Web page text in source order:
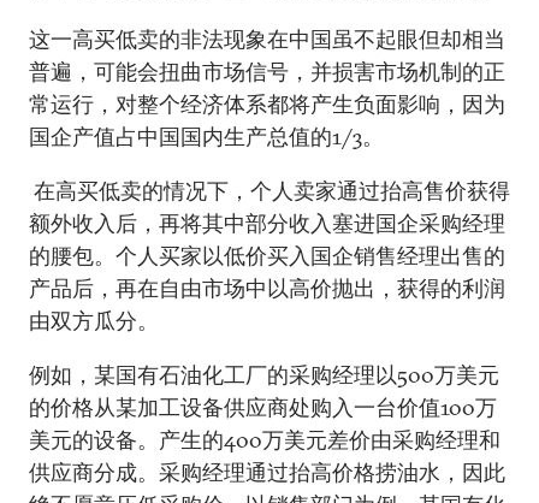
这一高买低卖的非法现象在中国虽不起眼但却相当
普遍，可能会扭曲市场信号，并损害市场机制的正
常运行，对整个经济体系都将产生负面影响，因为
国企产值占中国国内生产总值的1/3。
在高买低卖的情况下，个人卖家通过抬高售价获得
额外收入后，再将其中部分收入塞进国企采购经理
的腰包。个人买家以低价买入国企销售经理出售的
产品后，再在自由市场中以高价抛出，获得的利润
由双方瓜分。
例如，某国有石油化工厂的采购经理以500万美元
的价格从某加工设备供应商处购入一台价值100万
美元的设备。产生的400万美元差价由采购经理和
供应商分成。采购经理通过抬高价格捞油水，因此